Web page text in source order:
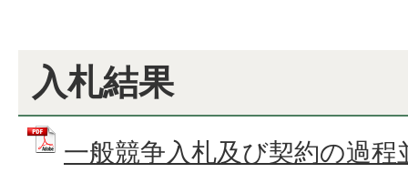
入札結果
一般競争入札及び契約の過